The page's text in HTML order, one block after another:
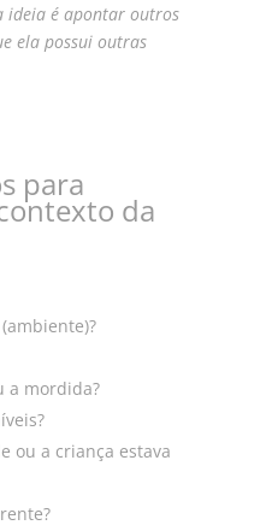
ideia é apontar outros
ela possui outras
para
da
a mordida?
ou a criança estava